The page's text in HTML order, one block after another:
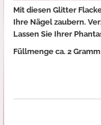
Mit diesen Glitter
Ihre Nägel zaubern.
Lassen Sie Ihrer
Füllmenge ca. 2 Gramm